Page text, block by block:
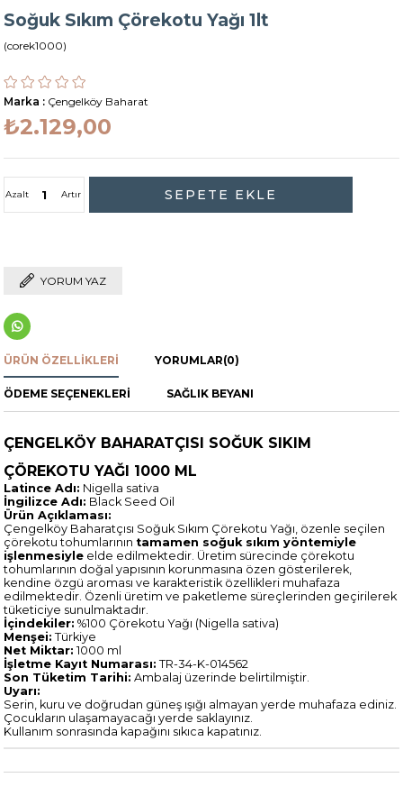
Soğuk Sıkım Çörekotu Yağı 1lt
(corek1000)
Marka : Çengelköy Baharat
₺2.129,00
Artır
Azalt
YORUM YAZ
ÜRÜN ÖZELLIKLERI YORUMLAR(0)
ÖDEME SEÇENEKLERI SAĞLIK BEYANI
ÇENGELKÖY BAHARATÇISI SOĞUK SIKIM
ÇÖREKOTU YAĞI 1000 ML
Latince Adı: Nigella sativa
İngilizce Adı: Black Seed Oil
Ürün Açıklaması:
Çengelköy Baharatçısı Soğuk Sıkım Çörekotu Yağı, özenle seçilen
çörekotu tohumlarının tamamen soğuk sıkım yöntemiyle
işlenmesiyle elde edilmektedir. Üretim sürecinde çörekotu
tohumlarının doğal yapısının korunmasına özen gösterilerek,
kendine özgü aroması ve karakteristik özellikleri muhafaza
edilmektedir. Özenli üretim ve paketleme süreçlerinden geçirilerek
tüketiciye sunulmaktadır.
İçindekiler: %100 Çörekotu Yağı (Nigella sativa)
Menşei: Türkiye
Net Miktar: 1000 ml
İşletme Kayıt Numarası: TR-34-K-014562
Son Tüketim Tarihi: Ambalaj üzerinde belirtilmiştir.
Uyarı:
Serin, kuru ve doğrudan güneş ışığı almayan yerde muhafaza ediniz.
Çocukların ulaşamayacağı yerde saklayınız.
Kullanım sonrasında kapağını sıkıca kapatınız.